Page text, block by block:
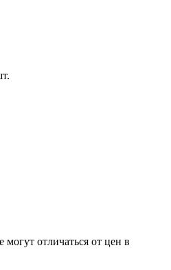
отличаться от цен в